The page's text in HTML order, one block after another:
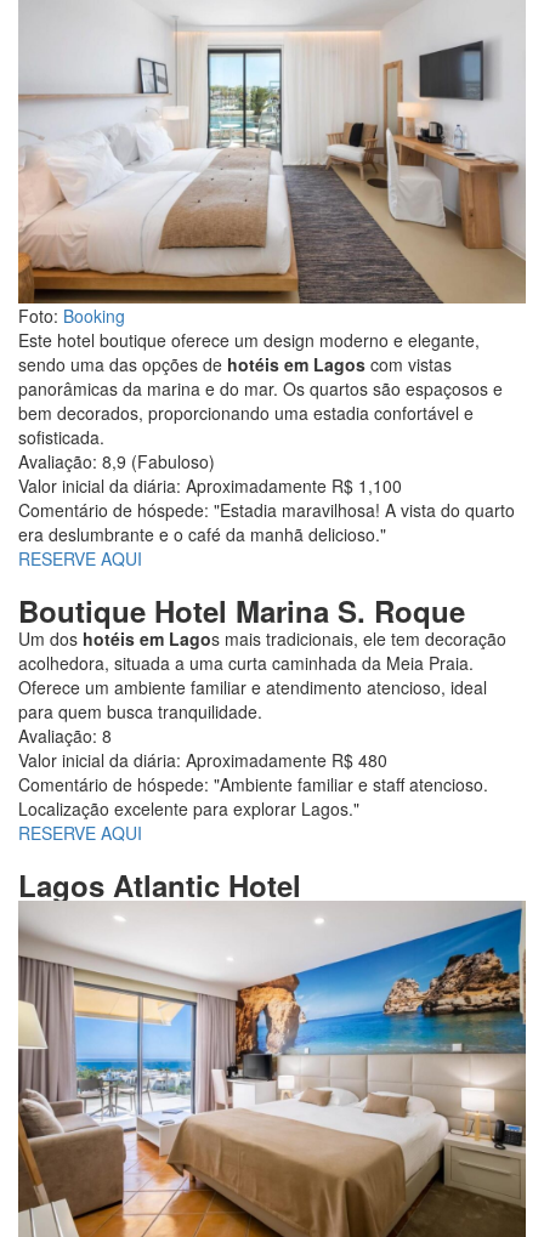
Foto: Booking
Este hotel boutique oferece um design moderno e elegante,
sendo uma das opções de hotéis em Lagos com vistas
panorâmicas da marina e do mar. Os quartos são espaçosos e
bem decorados, proporcionando uma estadia confortável e
sofisticada.
Avaliação: 8,9 (Fabuloso)
Valor inicial da diária: Aproximadamente R$ 1,100
Comentário de hóspede: "Estadia maravilhosa! A vista do quarto
era deslumbrante e o café da manhã delicioso."
RESERVE AQUI
Boutique Hotel Marina S. Roque
Um dos hotéis em Lagos mais tradicionais, ele tem decoração
acolhedora, situada a uma curta caminhada da Meia Praia.
Oferece um ambiente familiar e atendimento atencioso, ideal
para quem busca tranquilidade.
Avaliação: 8
Valor inicial da diária: Aproximadamente R$ 480
Comentário de hóspede: "Ambiente familiar e staff atencioso.
Localização excelente para explorar Lagos."
RESERVE AQUI
Lagos Atlantic Hotel